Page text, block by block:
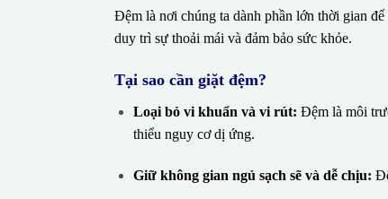
Đệm là nơi chúng ta dành phần lớn thời gian
duy trì sự thoải mái và đảm bảo sức khỏe.
Tại sao cần giặt đệm?
Loại bỏ vi khuẩn và vi rút: Đệm là môi
thiểu nguy cơ dị ứng.
Giữ không gian ngủ sạch sẽ và dễ chịu: